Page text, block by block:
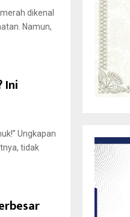
dikenal
Namun,
Ini
Ungkapan
tidak